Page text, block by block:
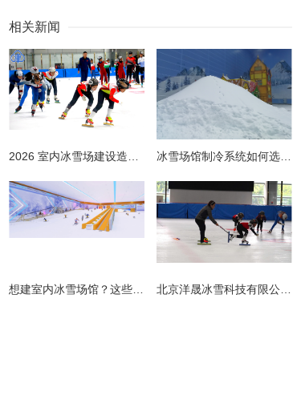
相关新闻
2026 室内冰雪场建设造价全解析 | 预算明细 + 避坑指南 冰雪场馆制冷系统如何选择更节能？从设计到运维的全链路节能指南
北京洋晟冰雪科技有限公司扎根首都北京，是国内领先的室内冰雪场馆建设一站式服务商。